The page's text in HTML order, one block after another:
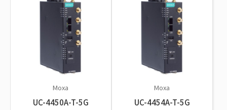
Moxa
UC-4450A-T-5G
Moxa
UC-4454A-T-5G